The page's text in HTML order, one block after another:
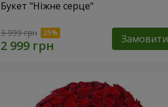
Букет "Ніжне серце"
3 999 грн Замовити